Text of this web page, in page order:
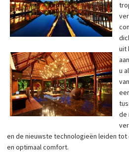
uit
u
de
en de nieuwste technologieën leiden
en optimaal comfort.